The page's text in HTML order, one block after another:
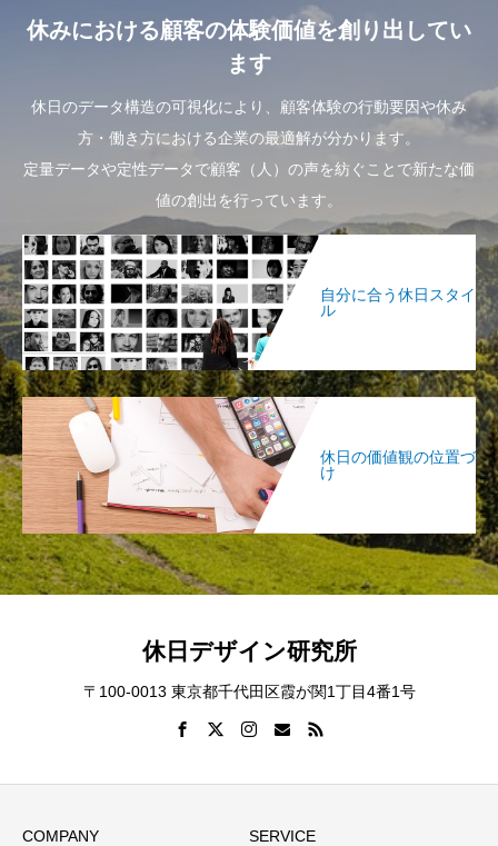
休みにおける顧客の体験価値を創り出してい
ます
休日のデータ構造の可視化により、顧客体験の行動要因や休み
方・働き方における企業の最適解が分かります。
定量データや定性データで顧客（人）の声を紡ぐことで新たな価
値の創出を行っています。
自分に合う休日スタイ
ル
休日の価値観の位置づ
け
休日デザイン研究所
〒100-0013 東京都千代田区霞が関1丁目4番1号
COMPANY SERVICE